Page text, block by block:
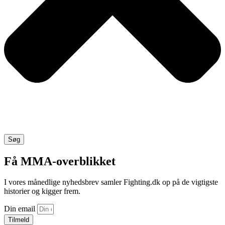
Søg
Få MMA-overblikket
I vores månedlige nyhedsbrev samler Fighting.dk op på de vigtigste
historier og kigger frem.
Din email
Tilmeld